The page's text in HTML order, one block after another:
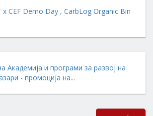
x CEF Demo Day , CarbLog Organic Bin
Академија и програми за развој на
- промоција на...